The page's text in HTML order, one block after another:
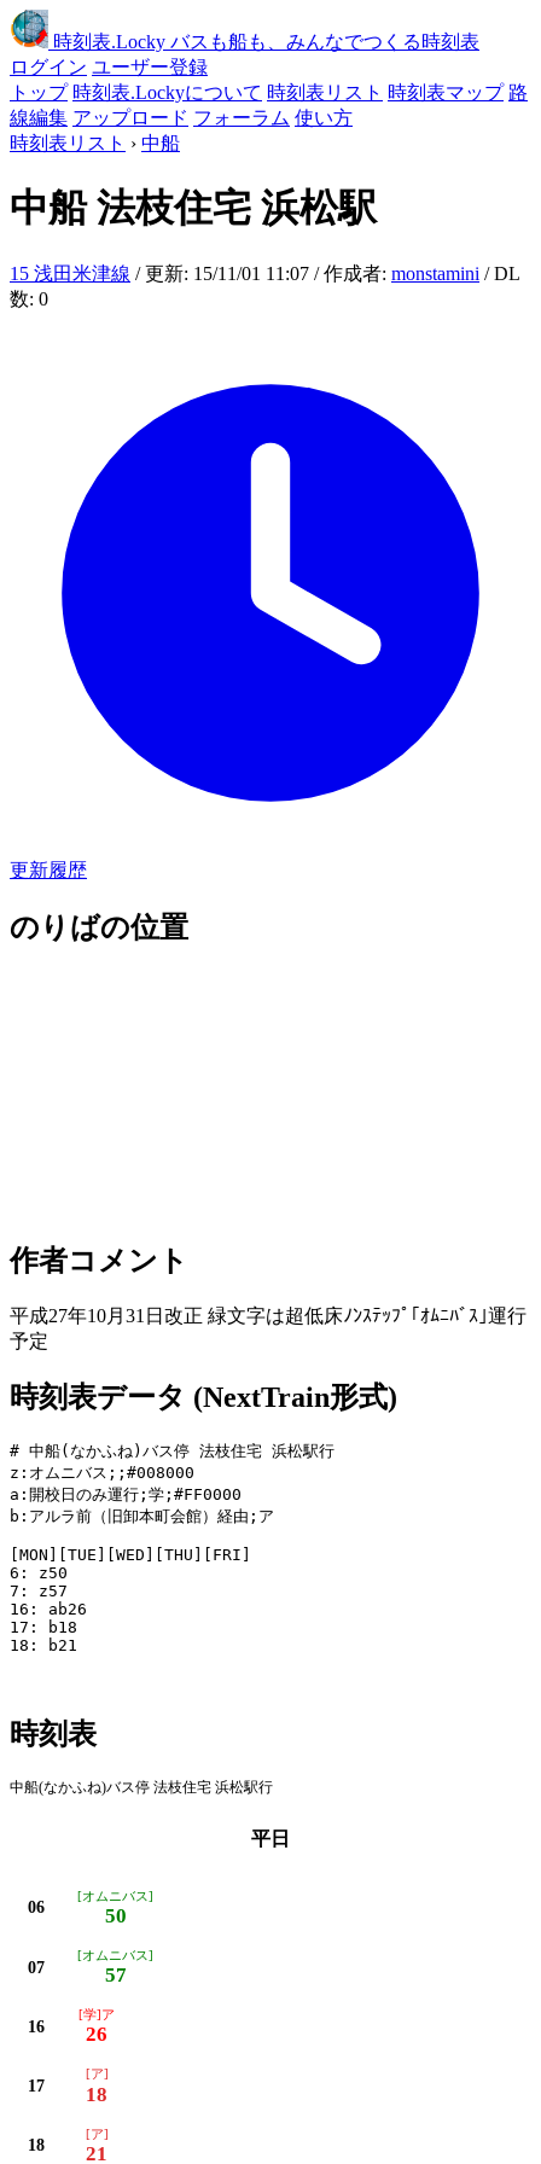
時刻表.Locky バスも船も、みんなでつくる時刻表
ログイン ユーザー登録
トップ 時刻表.Lockyについて 時刻表リスト 時刻表マップ 路
線編集 アップロード フォーラム 使い方
時刻表リスト › 中船
中船法枝住宅 浜松駅
15 浅田米津線 / 更新: 15/11/01 11:07 / 作成者: monstamini / DL
数: 0
更新履歴
のりばの位置
作者コメント
平成27年10月31日改正 緑文字は超低床ﾉﾝｽﾃｯﾌﾟ｢ｵﾑﾆﾊﾞｽ｣運行
予定
時刻表データ (NextTrain形式)
# 中船(なかふね)バス停 法枝住宅 浜松駅行
z:オムニバス;;#008000
a:開校日のみ運行;学;#FF0000
b:アルラ前（旧卸本町会館）経由;ア
[MON][TUE][WED][THU][FRI]
6: z50
7: z57
16: ab26
17: b18
18: b21
時刻表
中船(なかふね)バス停 法枝住宅 浜松駅行
平日
06
[オムニバス]
50
07
[オムニバス]
57
16
[学]ア
26
17
[ア]
18
18
[ア]
21